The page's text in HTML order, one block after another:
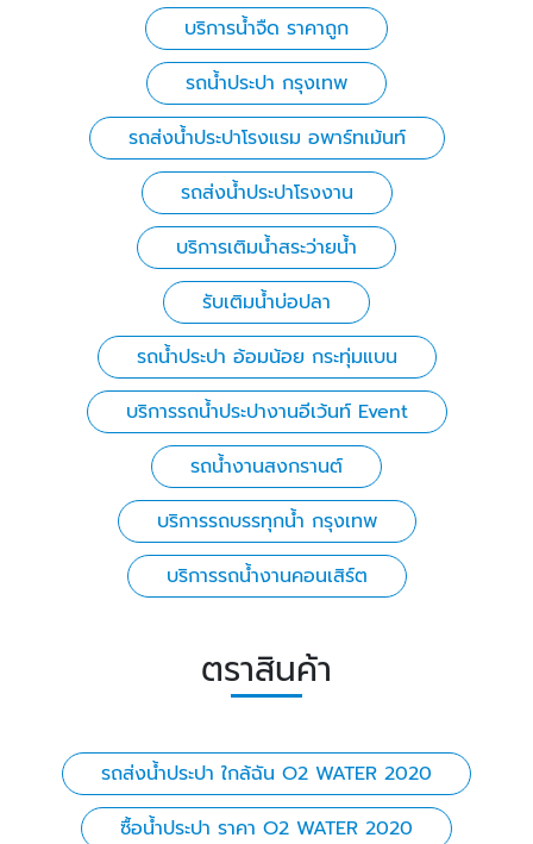
บริการน้ำจืด ราคาถูก
รถน้ำประปา กรุงเทพ
รถส่งน้ำประปาโรงแรม อพาร์ทเม้นท์
รถส่งน้ำประปาโรงงาน
บริการเติมน้ำสระว่ายน้ำ
รับเติมน้ำบ่อปลา
รถน้ำประปา อ้อมน้อย กระทุ่มแบน
บริการรถน้ำประปางานอีเว้นท์ Event
รถน้ำงานสงกรานต์
บริการรถบรรทุกน้ำ กรุงเทพ
บริการรถน้ำงานคอนเสิร์ต
ตราสินค้า
รถส่งน้ำประปา ใกล้ฉัน O2 WATER 2020
ซื้อน้ำประปา ราคา O2 WATER 2020